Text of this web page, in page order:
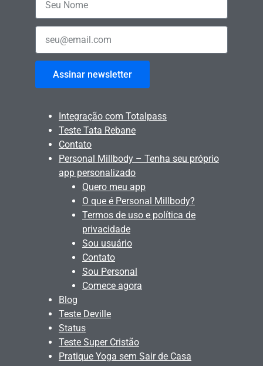
Assinar newsletter
Integração com Totalpass
Teste Tata Rebane
Contato
Personal Millbody – Tenha seu próprio
app personalizado
Quero meu app
O que é Personal Millbody?
Termos de uso e política de
privacidade
Sou usuário
Contato
Sou Personal
Comece agora
Blog
Teste Deville
Status
Teste Super Cristão
Pratique Yoga sem Sair de Casa